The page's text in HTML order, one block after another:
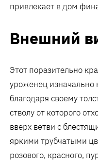
привлекает в дом
Внешний
Этот поразительно
уроженец изначально
благодаря своему
стволу от которого
вверх ветви с
яркими трубчатыми
розового, красного,